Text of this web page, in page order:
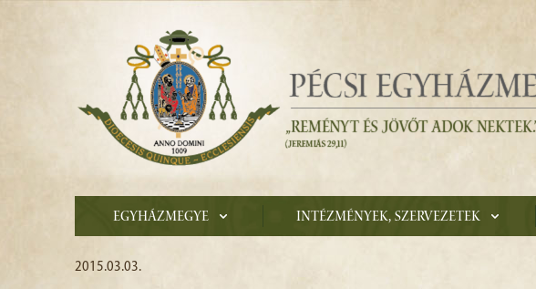
Egyházmegye Intézmények, szervezetek
2015.03.03.